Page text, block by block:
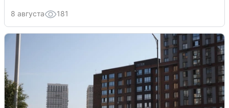
8 августа 181